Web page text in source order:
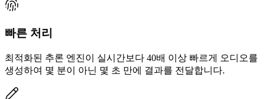
빠른 처리
최적화된 추론 엔진이 실시간보다 40배 이상 빠르게 오디오를
생성하여 몇 분이 아닌 몇 초 만에 결과를 전달합니다.